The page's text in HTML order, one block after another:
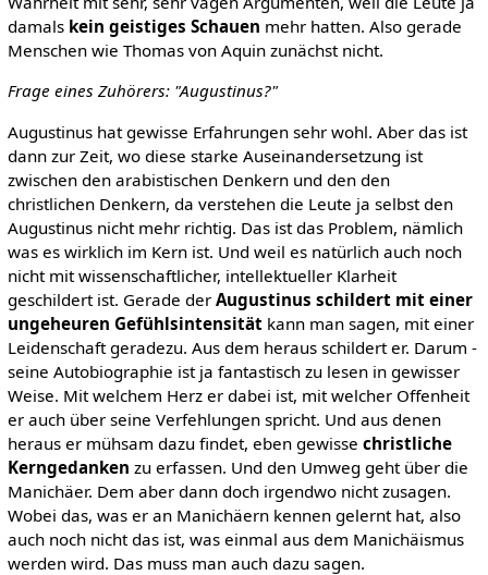
damals kein geistiges Schauen mehr hatten. Also gerade
Menschen wie Thomas von Aquin zunächst nicht.
Frage eines Zuhörers: "Augustinus?"
Augustinus hat gewisse Erfahrungen sehr wohl. Aber das ist
dann zur Zeit, wo diese starke Auseinandersetzung ist
zwischen den arabistischen Denkern und den den
christlichen Denkern, da verstehen die Leute ja selbst den
Augustinus nicht mehr richtig. Das ist das Problem, nämlich
was es wirklich im Kern ist. Und weil es natürlich auch noch
nicht mit wissenschaftlicher, intellektueller Klarheit
geschildert ist. Gerade der Augustinus schildert mit einer
ungeheuren Gefühlsintensitätkann man sagen, mit einer
Leidenschaft geradezu. Aus dem heraus schildert er. Darum -
seine Autobiographie ist ja fantastisch zu lesen in gewisser
Weise. Mit welchem Herz er dabei ist, mit welcher Offenheit
er auch über seine Verfehlungen spricht. Und aus denen
heraus er mühsam dazu findet, eben gewisse christliche
Kerngedanken zu erfassen. Und den Umweg geht über die
Manichäer. Dem aber dann doch irgendwo nicht zusagen.
Wobei das, was er an Manichäern kennen gelernt hat, also
auch noch nicht das ist, was einmal aus dem Manichäismus
werden wird. Das muss man auch dazu sagen.